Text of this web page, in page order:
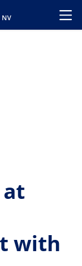
NV
with